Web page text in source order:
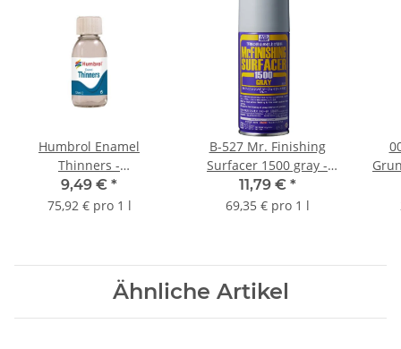
Humbrol Enamel
Thinners -
Lackverdünner Enamel
125 ml
9,49 € *
75,92 € pro 1 l
B-527 Mr. Finishing
Surfacer 1500 gray -
Spray 170 ml
11,79 € *
69,35 € pro 1 l
Ähnliche Artikel